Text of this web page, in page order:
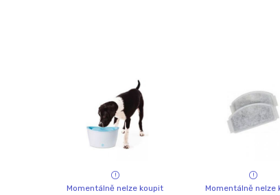
Momentálně nelze koupit Momentálně nelze